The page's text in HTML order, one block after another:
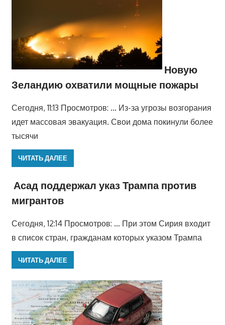
Новую
Зеландию охватили мощные пожары
Сегодня, 11:13 Просмотров: … Из-за угрозы возгорания
идет массовая эвакуация. Свои дома покинули более
тысячи
ЧИТАТЬ ДАЛЕЕ
Асад поддержал указ Трампа против
мигрантов
Сегодня, 12:14 Просмотров: … При этом Сирия входит
в список стран, гражданам которых указом Трампа
ЧИТАТЬ ДАЛЕЕ